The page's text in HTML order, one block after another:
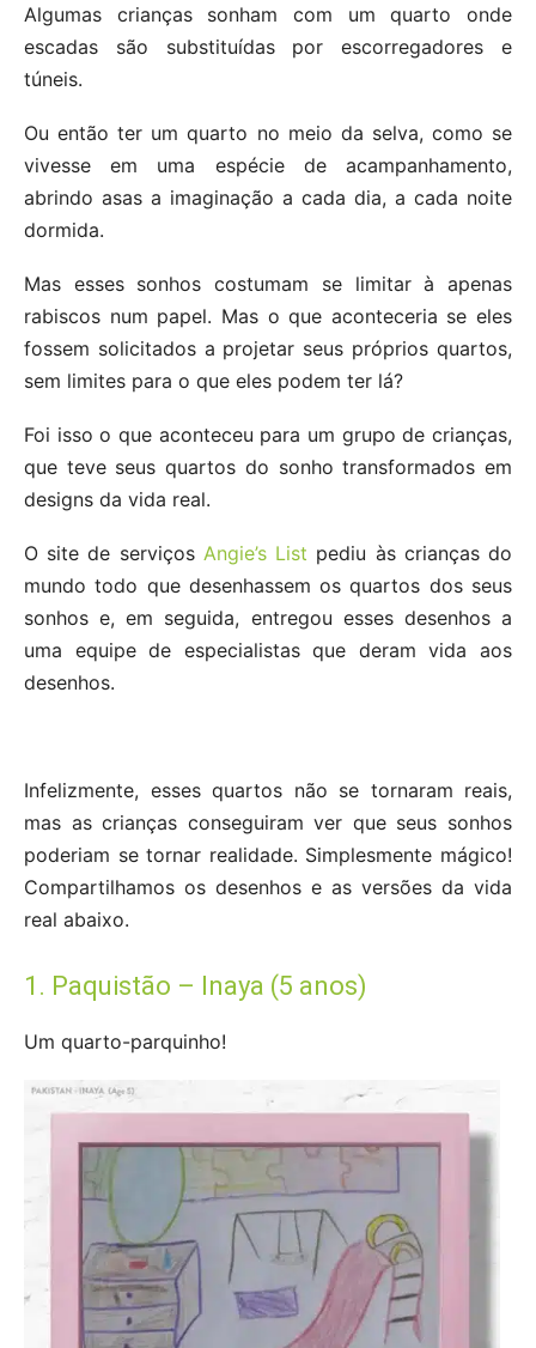
Algumas crianças sonham com um quarto onde
escadas são substituídas por escorregadores e
túneis.
Ou então ter um quarto no meio da selva, como se
vivesse em uma espécie de acampanhamento,
abrindo asas a imaginação a cada dia, a cada noite
dormida.
Mas esses sonhos costumam se limitar à apenas
rabiscos num papel. Mas o que aconteceria se eles
fossem solicitados a projetar seus próprios quartos,
sem limites para o que eles podem ter lá?
Foi isso o que aconteceu para um grupo de crianças,
que teve seus quartos do sonho transformados em
designs da vida real.
O site de serviços Angie’s List pediu às crianças do
mundo todo que desenhassem os quartos dos seus
sonhos e, em seguida, entregou esses desenhos a
uma equipe de especialistas que deram vida aos
desenhos.
Infelizmente, esses quartos não se tornaram reais,
mas as crianças conseguiram ver que seus sonhos
poderiam se tornar realidade. Simplesmente mágico!
Compartilhamos os desenhos e as versões da vida
real abaixo.
1. Paquistão – Inaya (5 anos)
Um quarto-parquinho!